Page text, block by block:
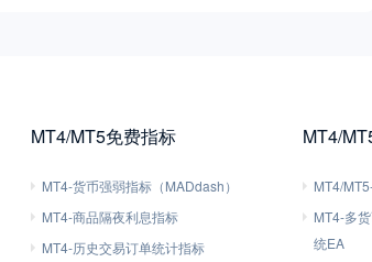
MT4/MT5免费指标
MT4-货币强弱指标（MADdash）
MT4-商品隔夜利息指标
MT4-历史交易订单统计指标
MT4/
MT4/
MT4-多
统EA